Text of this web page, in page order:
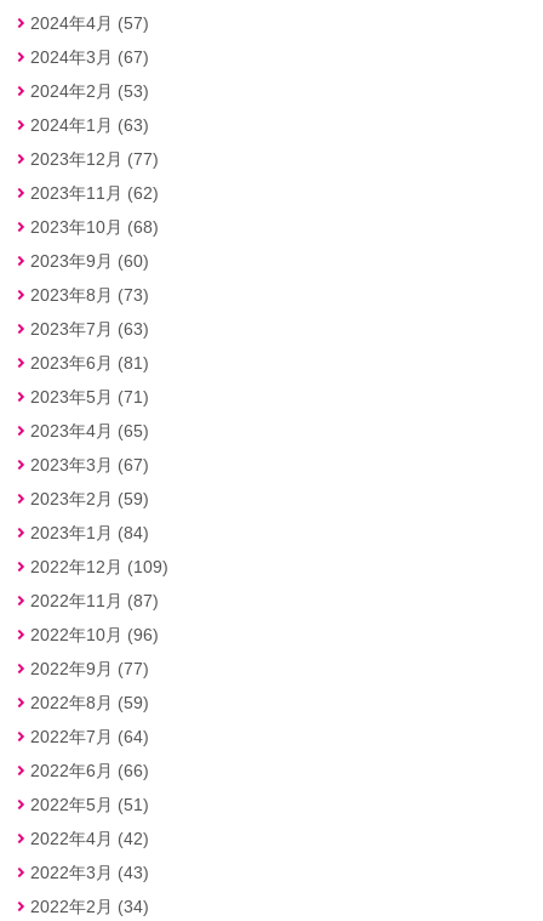
2024年4月 (57)
2024年3月 (67)
2024年2月 (53)
2024年1月 (63)
2023年12月 (77)
2023年11月 (62)
2023年10月 (68)
2023年9月 (60)
2023年8月 (73)
2023年7月 (63)
2023年6月 (81)
2023年5月 (71)
2023年4月 (65)
2023年3月 (67)
2023年2月 (59)
2023年1月 (84)
2022年12月 (109)
2022年11月 (87)
2022年10月 (96)
2022年9月 (77)
2022年8月 (59)
2022年7月 (64)
2022年6月 (66)
2022年5月 (51)
2022年4月 (42)
2022年3月 (43)
2022年2月 (34)